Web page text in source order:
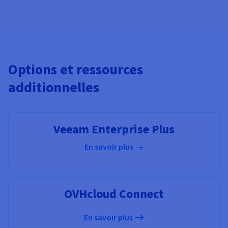
Options et ressources
additionnelles
Veeam Enterprise Plus
En savoir plus
OVHcloud Connect
En savoir plus